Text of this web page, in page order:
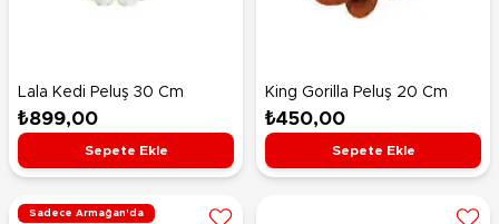
Lala Kedi Peluş 30 Cm
₺899,00
Sepete Ekle
King Gorilla Peluş 20 Cm
₺450,00
Sepete Ekle
Sadece Armağan'da